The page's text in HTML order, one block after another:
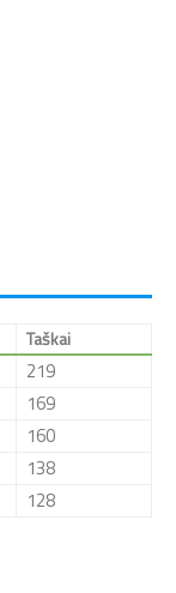
Taškai
219
169
160
138
128